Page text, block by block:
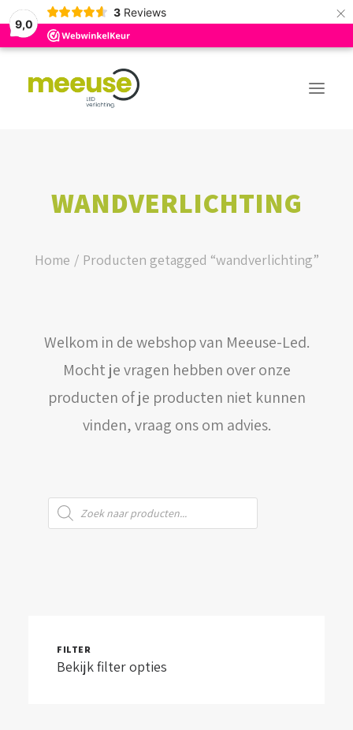
9,0
3 Reviews ×
BUDGET ASSORTIMENT
WEBSHOP
LOGIN / REGISTER
WINKELWAGEN
WANDVERLICHTING
Home Producten getagged “wandverlichting”
Welkom in de webshop van Meeuse-Led.
Mocht je vragen hebben over onze
producten of je producten niet kunnen
vinden, vraag ons om advies.
Producten
zoeken
FILTER
Bekijk filter opties